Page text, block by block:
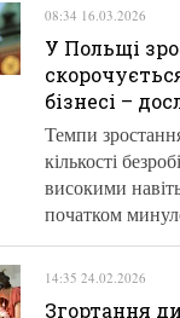
08:34 16.03.2026
У Польщі
бізнесі –
Темпи
кількості
високими
початком
14:35 24.02.2026
Згортання